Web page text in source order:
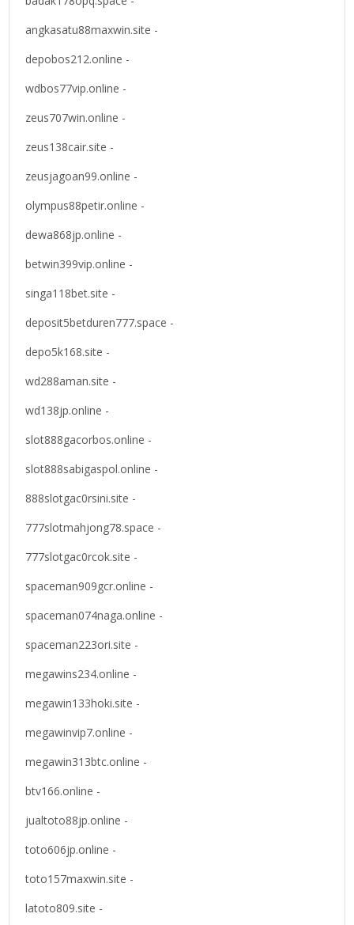
angkasatu88maxwin.site -
depobos212.online -
wdbos77vip.online -
zeus707win.online -
zeus138cair.site -
zeusjagoan99.online -
olympus88petir.online -
dewa868jp.online -
betwin399vip.online -
singa118bet.site -
deposit5betduren777.space -
depo5k168.site -
wd288aman.site -
wd138jp.online -
slot888gacorbos.online -
slot888sabigaspol.online -
888slotgac0rsini.site -
777slotmahjong78.space -
777slotgac0rcok.site -
spaceman909gcr.online -
spaceman074naga.online -
spaceman223ori.site -
megawins234.online -
megawin133hoki.site -
megawinvip7.online -
megawin313btc.online -
btv166.online -
jualtoto88jp.online -
toto606jp.online -
toto157maxwin.site -
latoto809.site -